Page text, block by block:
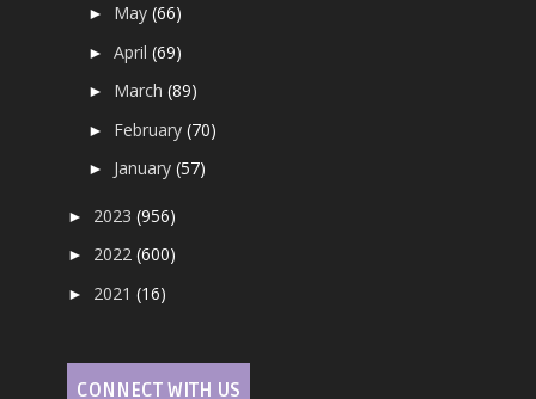
► May(66)
►April(69)
► March(89)
► February(70)
► January(57)
► 2023(956)
► 2022(600)
► 2021(16)
CONNECT WITH US